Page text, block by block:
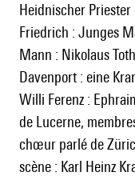
Heidnischer
Friedrich : Junges
Mann : Nikolaus
Davenport : eine
Willi Ferenz :
de Lucerne,
chœur parlé de
scène : Karl Heinz